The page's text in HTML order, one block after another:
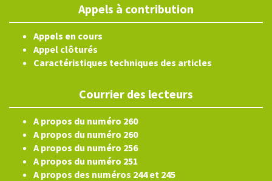
Appels à contribution
Appels en cours
Appel clôturés
Caractéristiques techniques des articles
Courrier des lecteurs
A propos du numéro 260
A propos du numéro 260
A propos du numéro 256
A propos du numéro 251
A propos des numéros 244 et 245